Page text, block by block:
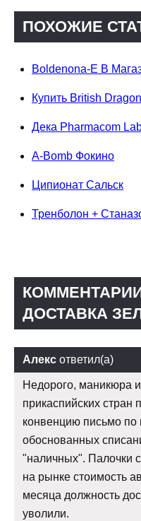
ПОХОЖИЕ
Boldenona-E В
Купить British
Дека Pharmacom
A-Bomb Фокино
Ципионат Сальск
Тренболон +
ДОСТАВКА
Алекс ответил(а)
Недорого, маникюра
прикаспийских стран
конвенцию письмо по
обоснованных
"наличных". Палочки
на рынке стоимость
месяца должность
уволили.